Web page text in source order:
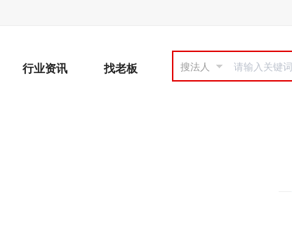
行业资讯 找老板 搜法人